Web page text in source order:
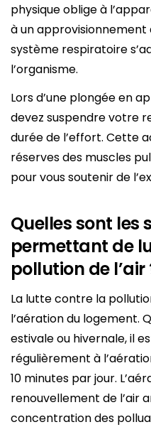
physique oblige à
à un approvisionnement
système respiratoire
l’organisme.
Lors d’une plongée en
devez suspendre votre
durée de l’effort. Cette
réserves des muscles
pour vous soutenir de
Quelles sont les
permettant de
pollution de l’air
La lutte contre la
l’aération du logement.
estivale ou hivernale, il
régulièrement à
10 minutes par jour.
renouvellement de l’air
concentration des